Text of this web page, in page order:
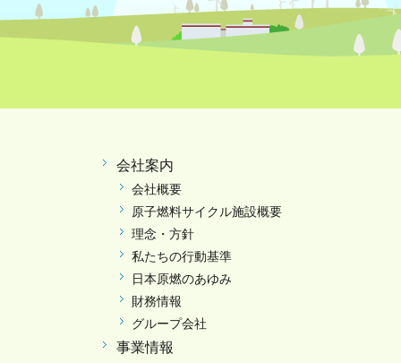
会社案内
会社概要
原子燃料サイクル施設概要
理念・方針
私たちの行動基準
日本原燃のあゆみ
財務情報
グループ会社
事業情報